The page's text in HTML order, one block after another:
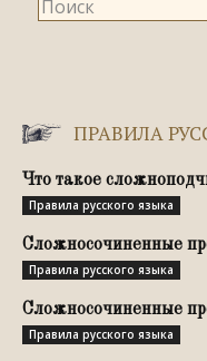
ПРАВИЛА
Что такое
Правила русского языка
Сложносочиненные
Правила русского языка
Сложносочиненные
Правила русского языка